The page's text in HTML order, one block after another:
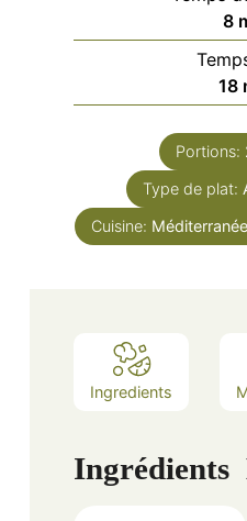
8
18
Portions:
Type de plat:
Cuisine:
Ingredients
Ingrédients